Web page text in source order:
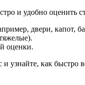
и удобно оценить
двери, капот,
оценки.
узнайте, как